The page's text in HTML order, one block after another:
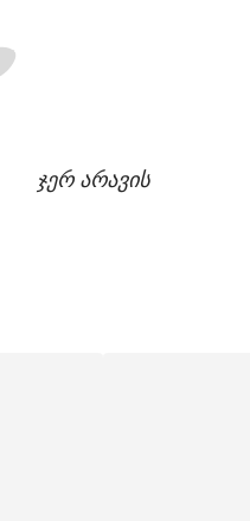
ჯერ არავის